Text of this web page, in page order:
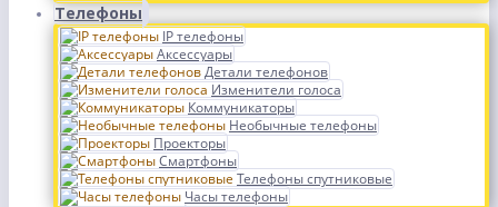
Телефоны
IP телефоны
Аксессуары
Детали телефонов
Изменители голоса
Коммуникаторы
Необычные телефоны
Проекторы
Смартфоны
Телефоны спутниковые
Часы телефоны